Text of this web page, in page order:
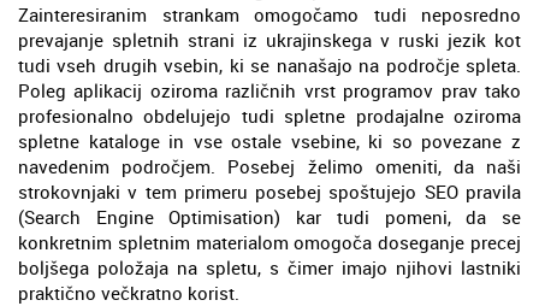
Zainteresiranim strankam omogočamo tudi neposredno
prevajanje spletnih strani iz ukrajinskega v ruski jezik kot
tudi vseh drugih vsebin, ki se nanašajo na področje spleta.
Poleg aplikacij oziroma različnih vrst programov prav tako
profesionalno obdelujejo tudi spletne prodajalne oziroma
spletne kataloge in vse ostale vsebine, ki so povezane z
navedenim področjem. Posebej želimo omeniti, da naši
strokovnjaki v tem primeru posebej spoštujejo SEO pravila
(Search Engine Optimisation) kar tudi pomeni, da se
konkretnim spletnim materialom omogoča doseganje precej
boljšega položaja na spletu, s čimer imajo njihovi lastniki
praktično večkratno korist.